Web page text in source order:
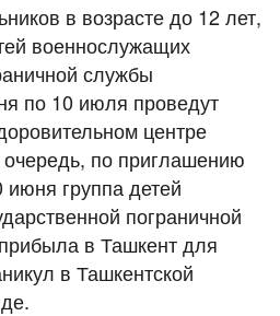
в возрасте до 12 лет,
военнослужащих
службы
по 10 июля проведут
центре
по приглашению
июня группа детей
пограничной
в Ташкент для
в Ташкентской